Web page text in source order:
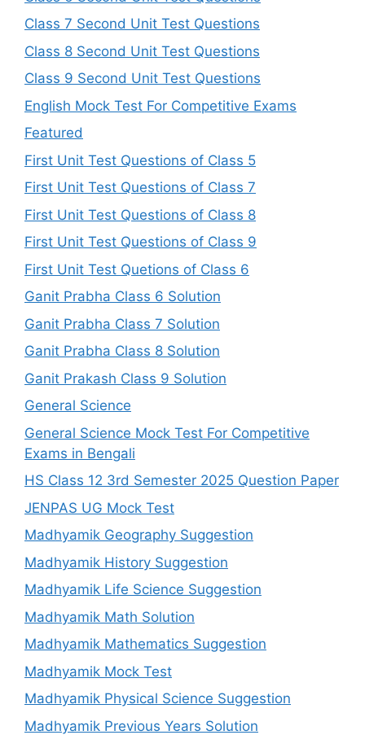
Class 7 Second Unit Test Questions
Class 8 Second Unit Test Questions
Class 9 Second Unit Test Questions
English Mock Test For Competitive Exams
Featured
First Unit Test Questions of Class 5
First Unit Test Questions of Class 7
First Unit Test Questions of Class 8
First Unit Test Questions of Class 9
First Unit Test Quetions of Class 6
Ganit Prabha Class 6 Solution
Ganit Prabha Class 7 Solution
Ganit Prabha Class 8 Solution
Ganit Prakash Class 9 Solution
General Science
General Science Mock Test For Competitive
Exams in Bengali
HS Class 12 3rd Semester 2025 Question Paper
JENPAS UG Mock Test
Madhyamik Geography Suggestion
Madhyamik History Suggestion
Madhyamik Life Science Suggestion
Madhyamik Math Solution
Madhyamik Mathematics Suggestion
Madhyamik Mock Test
Madhyamik Physical Science Suggestion
Madhyamik Previous Years Solution